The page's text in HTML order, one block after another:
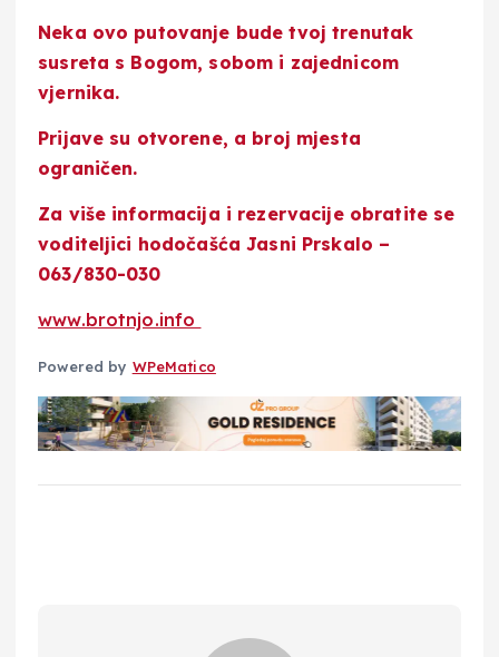
Neka ovo putovanje bude tvoj trenutak
susreta s Bogom, sobom i zajednicom
vjernika.
Prijave su otvorene, a broj mjesta
ograničen.
Za više informacija i rezervacije obratite se
voditeljici hodočašća Jasni Prskalo –
063/830-030
www.brotnjo.info
Powered by WPeMatico